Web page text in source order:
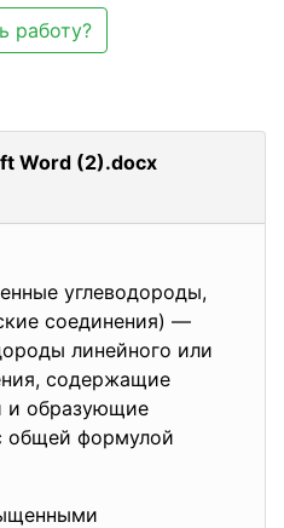
работу?
Word (2).docx
углеводороды,
соединения) —
линейного или
содержащие
и образующие
общей формулой